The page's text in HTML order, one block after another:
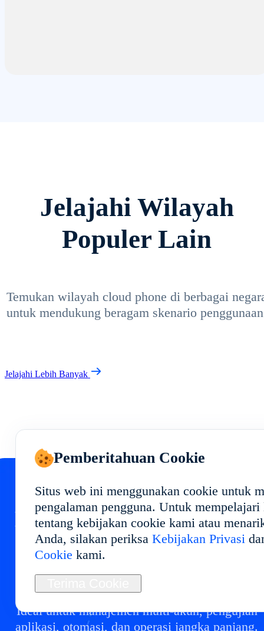
Jelajahi Wilayah
Populer Lain
Temukan wilayah cloud phone di berbagai
untuk mendukung beragam skenario
Jelajahi Lebih Banyak
Mulai Cloud Phone Anda
di
Terapkan lingkungan cloud phone di dengan
performa stabil dan penggunaan fleksibel.
Ideal untuk manajemen multi-akun, pengujian
aplikasi, otomasi, dan operasi jangka panjang.
Pemberitahuan Cookie
Situs web ini menggunakan cookie untuk
pengalaman pengguna. Untuk
tentang kebijakan cookie kami atau
Anda, silakan periksa Kebijakan Privasi
Cookie kami.